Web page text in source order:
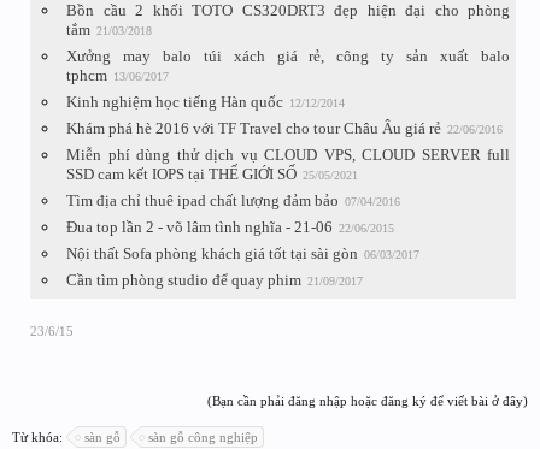
Bồn cầu 2 khối TOTO CS320DRT3 đẹp hiện đại cho phòng
tắm 21/03/2018
Xưởng may balo túi xách giá rẻ, công ty sản xuất balo
tphcm 13/06/2017
Kinh nghiệm học tiếng Hàn quốc 12/12/2014
Khám phá hè 2016 với TF Travel cho tour Châu Âu giá rẻ 22/06/2016
Miễn phí dùng thử dịch vụ CLOUD VPS, CLOUD SERVER full
SSD cam kết IOPS tại THẾ GIỚI SỐ 25/05/2021
Tìm địa chỉ thuê ipad chất lượng đảm bảo 07/04/2016
Đua top lần 2 - võ lâm tình nghĩa - 21-06 22/06/2015
Nội thất Sofa phòng khách giá tốt tại sài gòn 06/03/2017
Cần tìm phòng studio để quay phim 21/09/2017
23/6/15
(Bạn cần phải đăng nhập hoặc đăng ký để viết bài ở đây)
Từ khóa: sàn gỗ sàn gỗ công nghiệp